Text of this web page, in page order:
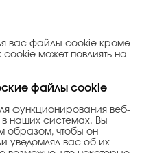
вас файлы cookie кроме
может повлиять на
файлы cookie
функционирования веб-
в наших системах. Вы
образом, чтобы он
уведомлял вас об их